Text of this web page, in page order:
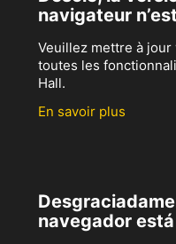
navigateur
Veuillez mettre à
toutes les
Hall.
En savoir plus
navegador